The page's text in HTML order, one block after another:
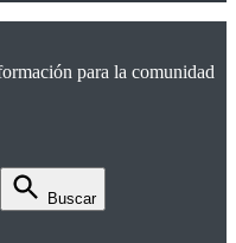
para la comunidad
Buscar